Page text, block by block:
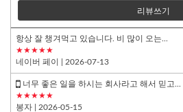
리뷰쓰기
항상 잘 챙겨먹고 있습니다. 비 많이 오는...
★★★★★
네이버 페이 | 2026-07-13
너무 좋은 일을 하시는 회사라고 해서 믿고...
★★★★★
봉자 | 2026-05-15